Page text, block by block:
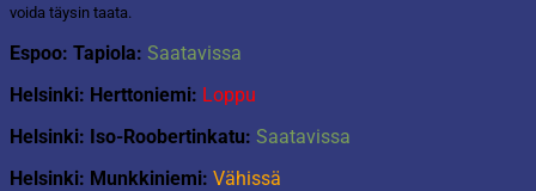
voida täysin taata.
Espoo: Tapiola: Saatavissa
Helsinki: Herttoniemi: Loppu
Helsinki: Iso-Roobertinkatu: Saatavissa
Helsinki: Munkkiniemi: Vähissä